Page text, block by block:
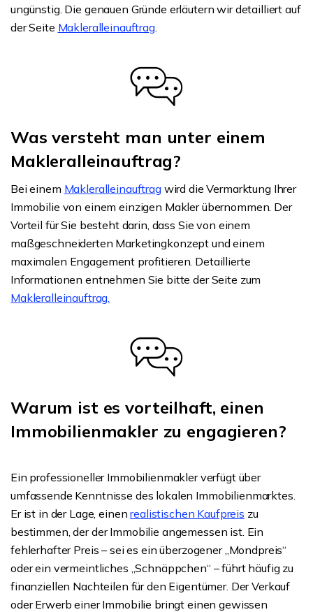
ungünstig. Die genauen Gründe erläutern wir detailliert auf
der Seite Makleralleinauftrag.
Was versteht man unter einem
Makleralleinauftrag?
Bei einem Makleralleinauftragwird die Vermarktung Ihrer
Immobilie von einem einzigen Makler übernommen. Der
Vorteil für Sie besteht darin, dass Sie von einem
maßgeschneiderten Marketingkonzept und einem
maximalen Engagement profitieren. Detaillierte
Informationen entnehmen Sie bitte der Seite zum
Makleralleinauftrag.
Warum ist es vorteilhaft, einen
Immobilienmakler zu engagieren?
Ein professioneller Immobilienmakler verfügt über
umfassende Kenntnisse des lokalen Immobilienmarktes.
Er ist in der Lage, einenrealistischen Kaufpreis zu
bestimmen, der der Immobilie angemessen ist. Ein
fehlerhafter Preis – sei es ein überzogener „Mondpreis“
oder ein vermeintliches „Schnäppchen“ – führt häufig zu
finanziellen Nachteilen für den Eigentümer. Der Verkauf
oder Erwerb einer Immobilie bringt einen gewissen